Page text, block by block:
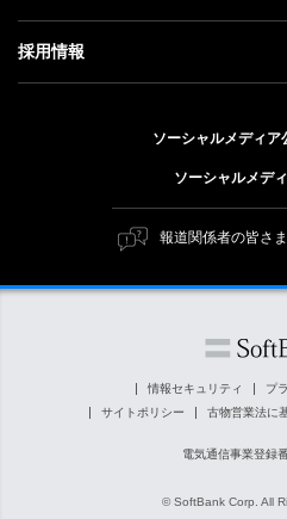
ガバナンス
人材戦略
経営方針
個人投資家の皆さまへ
株式と社債について
サステナビリティ トップ
トップメッセージ
ESG方針・体制
マテリアリティ（重要課題）
ESGの主な取り組み
外部評価・イニシアチブ
採用情報
障がい者採用
ソフトバンク クルー採用
ソーシャルメディア
ソーシャルメデ
報道関係者の皆さ
情報セキュリティ
プ
サイトポリシー
古物営業法に
電気通信事業登録
© SoftBank Corp. All